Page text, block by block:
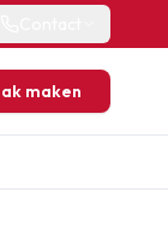
maken